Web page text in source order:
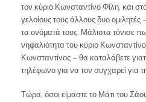
τον κύριο Κωνσταντίνο Φίλη, και
γελοίους τους άλλους δυο
τα ονόματά τους. Μάλιστα τόνισε
νηφαλιότητα του κύριο
Κωνσταντίνος – θα καταλάβετε
τηλέφωνο για να τον συγχαρεί για
Τώρα, όσοι είμαστε το Μάτι του